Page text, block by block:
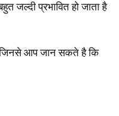
जल्दी प्रभावित हो जाता है
जिनसे आप जान सकते है कि